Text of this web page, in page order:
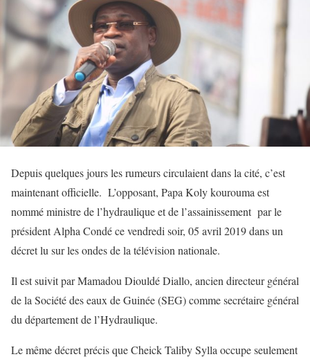
Depuis quelques jours les rumeurs circulaient dans la cité, c’est
maintenant officielle. L’opposant, Papa Koly kourouma est
nommé ministre de l’hydraulique et de l’assainissement par le
président Alpha Condé ce vendredi soir, 05 avril 2019 dans un
décret lu sur les ondes de la télévision nationale.
Il est suivit par Mamadou Diouldé Diallo, ancien directeur général
de la Société des eaux de Guinée (SEG) comme secrétaire général
du département de l’Hydraulique.
Le même décret précis que Cheick Taliby Sylla occupe seulement